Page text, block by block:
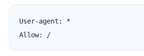
User-agent: *